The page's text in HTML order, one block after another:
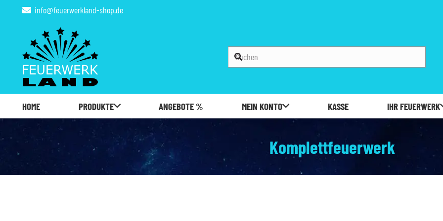
info@feuerwerkland-shop.de
HOME PRODUKTE ANGEBOTE % MEIN KONTO KASSE IHR FEUERWERK
Komplettfeuerwerk